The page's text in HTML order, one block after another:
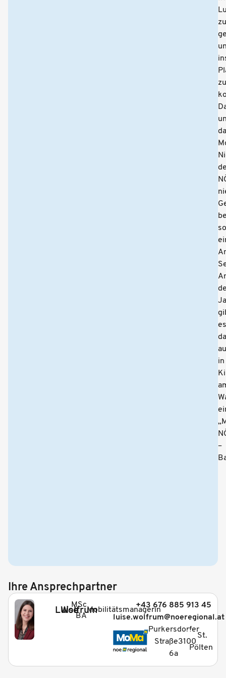
zu
zu
es
in
–
Ihre Ansprechpartner
Luise
Wolfrum
MSc
BA
Mobilitätsmanagerin+43 676 885 913 45
luise.wolfrum@noeregional.at
Purkersdorfer
Straße
6a
3100
_
St.
Pölten